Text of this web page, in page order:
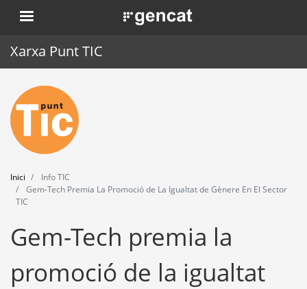
Vés
al
. Obre en una nova finestra.
Xarxa Punt TIC
Inici
Punt TIC
Actualitat
Agenda
Eines
Inici
Info TIC
Gem-Tech Premia La Promoció de La Igualtat de Gènere En El Sector
TIC
Gem-Tech premia la
promoció de la igualtat